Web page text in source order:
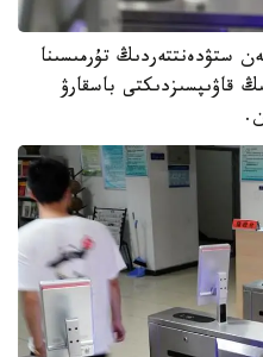
ستۋدەنتتەردىڭ تۇرمىسىنا
قاۋىپسىزدىكتى باسقارۋ